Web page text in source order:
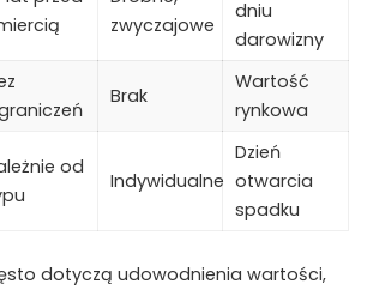
zwyczajowe
dniu
darowizny
Brak
Wartość
rynkowa
od
Indywidualne
Dzień
otwarcia
spadku
dotyczą udowodnienia wartości,